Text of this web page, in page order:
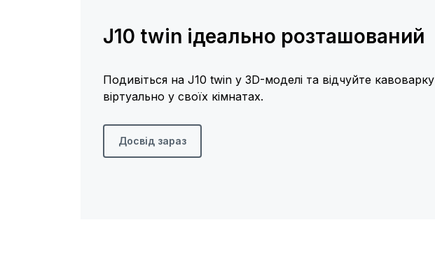
J10 twin ідеально розташований
Подивіться на J10 twin у 3D-моделі та відчуйте кавоварку
віртуально у своїх кімнатах.
Досвід зараз